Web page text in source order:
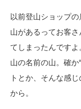
以前登山ショップ
山があるってお客
てしまったんです
山の名前の山。確
トとか、そんな感
から。